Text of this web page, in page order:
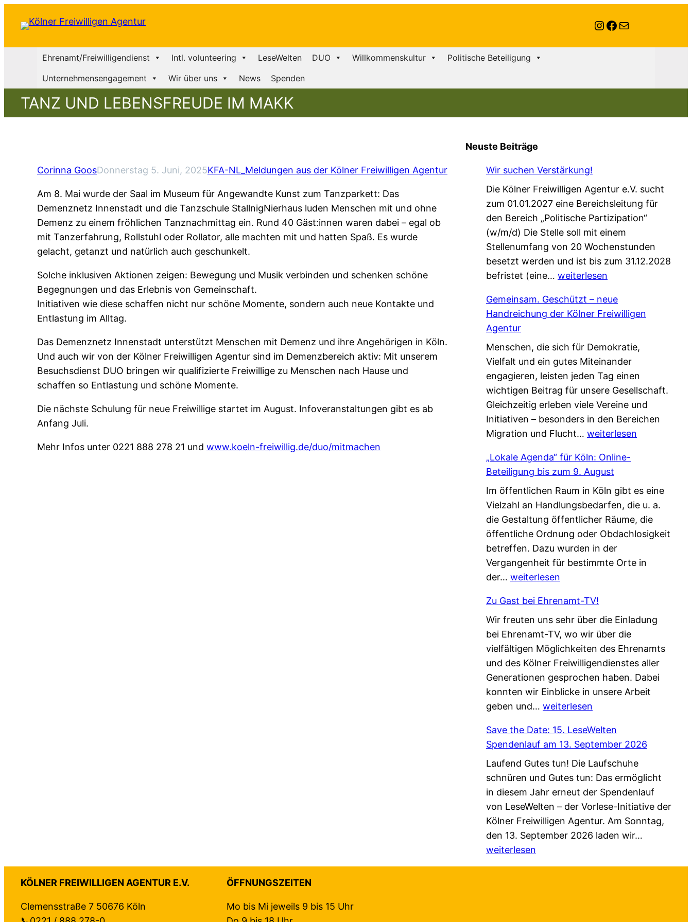
Instagram
Facebook
E-Mail
Ehrenamt/Freiwilligendienst Intl. volunteering LeseWelten DUO Willkommenskultur
Politische Beteiligung
Unternehmensengagement
Wir über uns News Spenden
TANZ UND LEBENSFREUDE IM MAKK
Corinna GoosDonnerstag 5. Juni, 2025KFA-NL_Meldungen aus der Kölner Freiwilligen Agentur
Am 8. Mai wurde der Saal im Museum für Angewandte Kunst zum Tanzparkett: Das
Demenznetz Innenstadt und die Tanzschule StallnigNierhaus luden Menschen mit und ohne
Demenz zu einem fröhlichen Tanznachmittag ein. Rund 40 Gäst:innen waren dabei – egal ob
mit Tanzerfahrung, Rollstuhl oder Rollator, alle machten mit und hatten Spaß. Es wurde
gelacht, getanzt und natürlich auch geschunkelt.
Solche inklusiven Aktionen zeigen: Bewegung und Musik verbinden und schenken schöne
Begegnungen und das Erlebnis von Gemeinschaft.
Initiativen wie diese schaffen nicht nur schöne Momente, sondern auch neue Kontakte und
Entlastung im Alltag.
Das Demenznetz Innenstadt unterstützt Menschen mit Demenz und ihre Angehörigen in Köln.
Und auch wir von der Kölner Freiwilligen Agentur sind im Demenzbereich aktiv: Mit unserem
Besuchsdienst DUO bringen wir qualifizierte Freiwillige zu Menschen nach Hause und
schaffen so Entlastung und schöne Momente.
Die nächste Schulung für neue Freiwillige startet im August. Infoveranstaltungen gibt es ab
Anfang Juli.
Mehr Infos unter 0221 888 278 21 und www.koeln-freiwillig.de/duo/mitmachen
Neuste Beiträge
Wir suchen Verstärkung!
Die Kölner Freiwilligen Agentur e.V. sucht
zum 01.01.2027 eine Bereichsleitung für
den Bereich „Politische Partizipation“
(w/m/d) Die Stelle soll mit einem
Stellenumfang von 20 Wochenstunden
besetzt werden und ist bis zum 31.12.2028
befristet (eine… W
r
s
c
h
e
n
V
e
r
t
ä
r
k
u
n
g
!
weiterlesen
Gemeinsam. Geschützt – neue
Handreichung der Kölner Freiwilligen
Agentur
Menschen, die sich für Demokratie,
Vielfalt und ein gutes Miteinander
engagieren, leisten jeden Tag einen
wichtigen Beitrag für unsere Gesellschaft.
Gleichzeitig erleben viele Vereine und
Initiativen – besonders in den Bereichen
Migration und Flucht… G
m
e
i
n
s
a
m
.
s
c
h
ü
t
z
t
–
e
u
e
H
a
n
d
r
i
weiterlesen
„Lokale Agenda“ für Köln: Online-
Beteiligung bis zum 9. August
Im öffentlichen Raum in Köln gibt es eine
Vielzahl an Handlungsbedarfen, die u. a.
die Gestaltung öffentlicher Räume, die
öffentliche Ordnung oder Obdachlosigkeit
betreffen. Dazu wurden in der
Vergangenheit für bestimmte Orte in
der… „
o
k
a
l
e
A
g
e
d
a
“
f
ü
r
K
ö
l
n
weiterlesen
Zu Gast bei Ehrenamt-TV!
Wir freuten uns sehr über die Einladung
bei Ehrenamt-TV, wo wir über die
vielfältigen Möglichkeiten des Ehrenamts
und des Kölner Freiwilligendienstes aller
Generationen gesprochen haben. Dabei
konnten wir Einblicke in unsere Arbeit
geben und… Z
G
a
s
t
b
e
i
E
r
weiterlesen
Save the Date: 15. LeseWelten
Spendenlauf am 13. September 2026
Laufend Gutes tun! Die Laufschuhe
schnüren und Gutes tun: Das ermöglicht
in diesem Jahr erneut der Spendenlauf
von LeseWelten – der Vorlese-Initiative der
Kölner Freiwilligen Agentur. Am Sonntag,
den 13. September 2026 laden wir…
weiterlesen
KÖLNER FREIWILLIGEN AGENTUR E.V.
Clemensstraße 7 50676 Köln
ÖFFNUNGSZEITEN
Mo bis Mi jeweils 9 bis 15 Uhr